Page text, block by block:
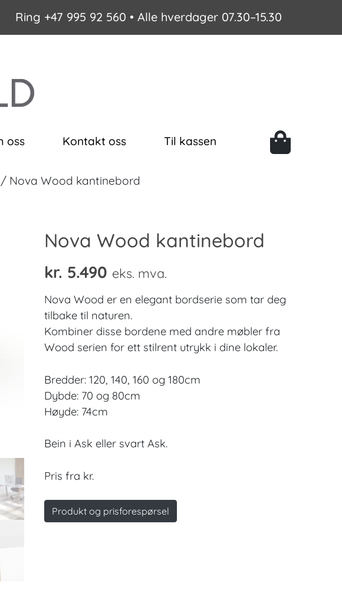
Ring +47 995 92 560 • Alle hverdager 07.30–15.30
oss Kontakt oss Til kassen
/ Nova Wood kantinebord
Nova Wood kantinebord
kr. 5.490 eks. mva.
Nova Wood er en elegant bordserie som tar deg
tilbake til naturen.
Kombiner disse bordene med andre møbler fra
Wood serien for ett stilrent utrykk i dine lokaler.
Bredder: 120, 140, 160 og 180cm
Dybde: 70 og 80cm
Høyde: 74cm
Bein i Ask eller svart Ask.
Pris fra kr.
Produkt og prisforespørsel